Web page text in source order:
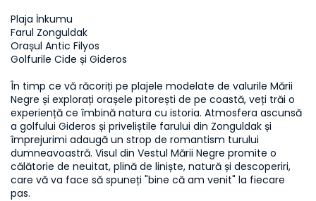
Plaja İnkumu
Farul Zonguldak
Orașul Antic Filyos
Golfurile Cide și Gideros
În timp ce vă răcoriți pe plajele modelate de valurile Mării
Negre și explorați orașele pitorești de pe coastă, veți trăi o
experiență ce îmbină natura cu istoria. Atmosfera ascunsă
a golfului Gideros și priveliștile farului din Zonguldak și
împrejurimi adaugă un strop de romantism turului
dumneavoastră. Visul din Vestul Mării Negre promite o
călătorie de neuitat, plină de liniște, natură și descoperiri,
care vă va face să spuneți "bine că am venit" la fiecare
pas.